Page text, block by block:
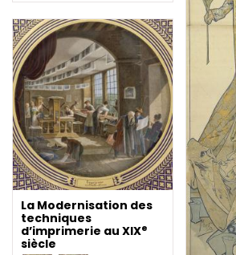
La Modernisation des
techniques
d’imprimerie au XIXe
siècle